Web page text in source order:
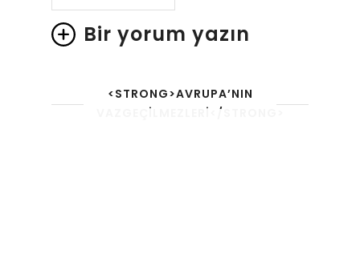
Bir yorum yazın
<STRONG>AVRUPA’NIN
VAZGEÇILMEZLERI</STRONG>